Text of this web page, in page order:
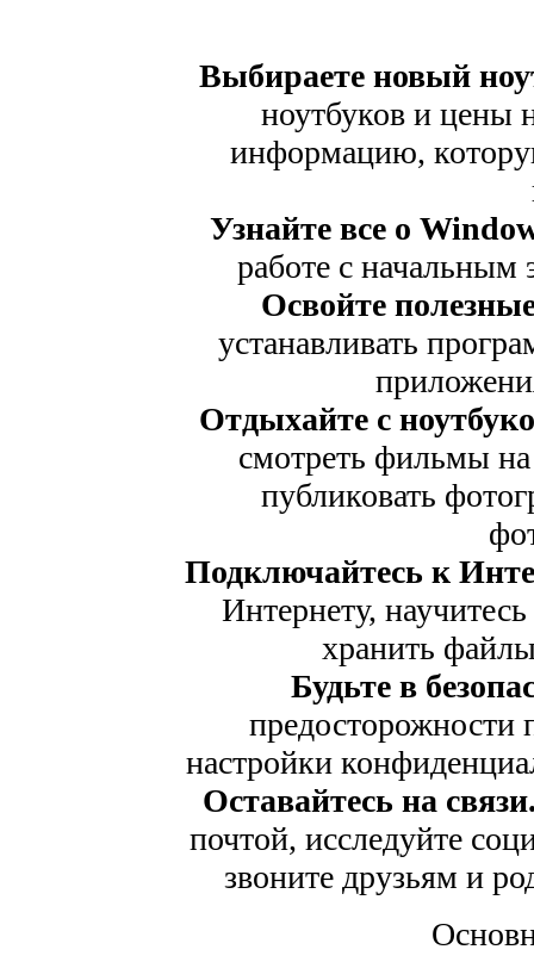
Выбираете новый
ноутбуков и цены
информацию,
Узнайте все о
работе с начальным
Освойте
устанавливать
Отдыхайте с
смотреть фильмы на
публиковать
Подключайтесь к
Интернету,
хранить
Будьте в
предосторожности
настройки
Оставайтесь на
почтой, исследуйте
звоните друзьям и